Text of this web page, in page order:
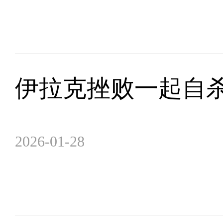
伊拉克挫败一起自
2026-01-28